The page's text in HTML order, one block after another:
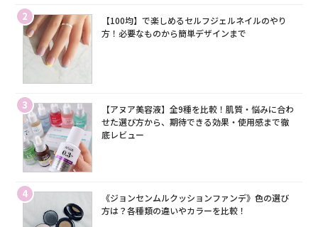
2
【100均】で楽しめるセルフジェルネイルのやり
方！必要なものから簡単デザインまで
3
【アヌア美容液】全9種を比較！肌質・悩みに合わ
せた選び方から、期待できる効果・使用感まで徹
底レビュー
4
《ジョンセンムルクッションファンデ》色の選び
方は？各種類の違いやカラーを比較！